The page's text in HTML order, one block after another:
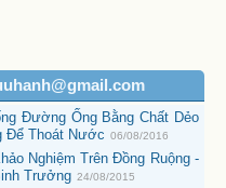
Đường Ống Bằng Chất Dẻo
Để Thoát Nước 06/08/2016
Nghiệm Trên Đồng Ruộng -
Trưởng 24/08/2015